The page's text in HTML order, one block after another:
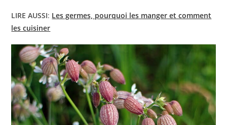
LIRE AUSSI: Les germes, pourquoi les manger et comment
les cuisiner